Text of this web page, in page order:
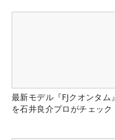
最新モデル『FJクオンタム』
を石井良介プロがチェック